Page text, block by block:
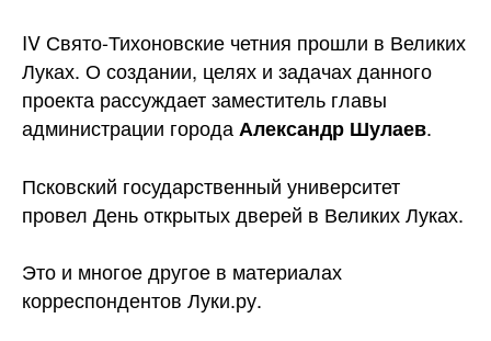
IV Свято-Тихоновские четния прошли в Великих
Луках. О создании, целях и задачах данного
проекта рассуждает заместитель главы
администрации городаАлександр Шулаев.
Псковский государственный университет
провел День открытых дверей в Великих Луках.
Это и многое другое в материалах
корреспондентов Луки.ру.